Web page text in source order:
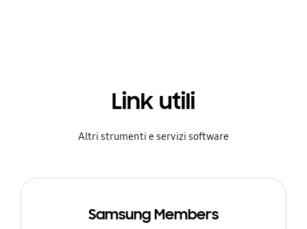
Link utili
Altri strumenti e servizi software
Samsung Members